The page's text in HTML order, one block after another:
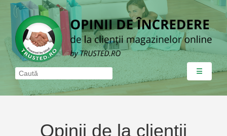
☰
Opinii de la clienții